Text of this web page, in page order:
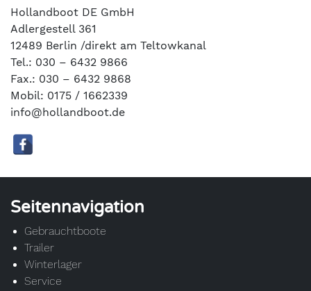
Hollandboot DE GmbH
Adlergestell 361
12489 Berlin /direkt am Teltowkanal
Tel.: 030 – 6432 9866
Fax.: 030 – 6432 9868
Mobil: 0175 / 1662339
info@hollandboot.de
Seitennavigation
Gebrauchtboote
Trailer
Winterlager
Service